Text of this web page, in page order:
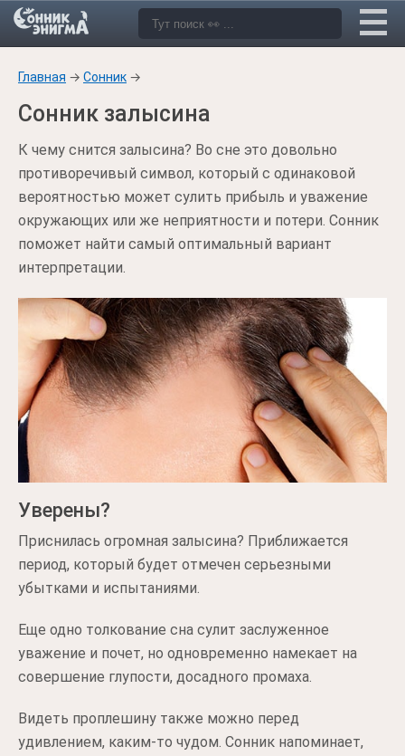
Главная → Сонник →
Сонник залысина
К чему снится залысина? Во сне это довольно
противоречивый символ, который с одинаковой
вероятностью может сулить прибыль и уважение
окружающих или же неприятности и потери. Сонник
поможет найти самый оптимальный вариант
интерпретации.
Уверены?
Приснилась огромная залысина? Приближается
период, который будет отмечен серьезными
убытками и испытаниями.
Еще одно толкование сна сулит заслуженное
уважение и почет, но одновременно намекает на
совершение глупости, досадного промаха.
Видеть проплешину также можно перед
удивлением, каким-то чудом. Сонник напоминает,